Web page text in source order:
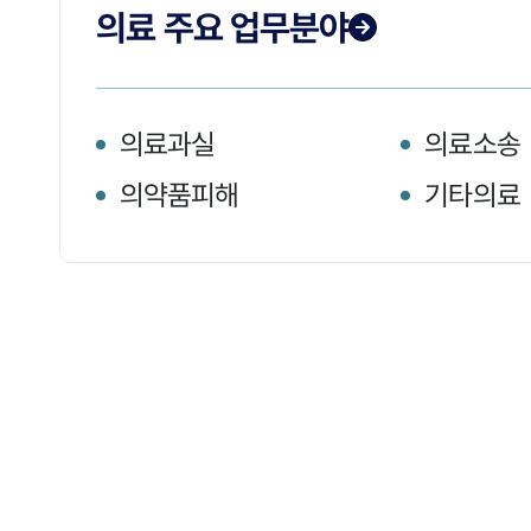
의료 주요 업무분야
의료과실
의료소송
의약품피해
기타의료